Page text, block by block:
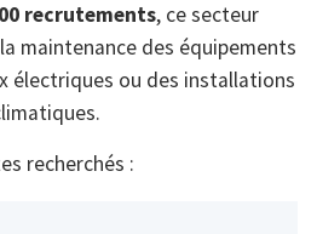
recrutements, ce secteur
maintenance des équipements
électriques ou des installations
recherchés :